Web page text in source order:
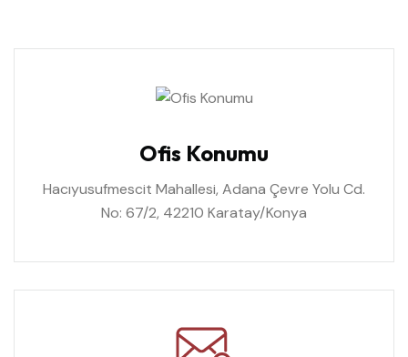
Ofis Konumu
Hacıyusufmescit Mahallesi, Adana Çevre Yolu Cd.
No: 67/2, 42210 Karatay/Konya